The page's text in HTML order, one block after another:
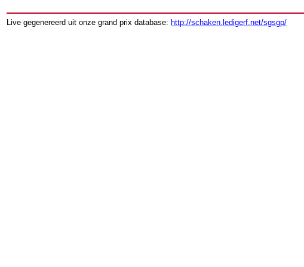
Live gegenereerd uit onze grand prix database: http://schaken.ledigerf.net/sgsgp/